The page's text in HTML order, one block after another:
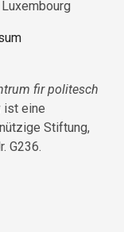
fir politesch
ist eine
Stiftung,
G236.